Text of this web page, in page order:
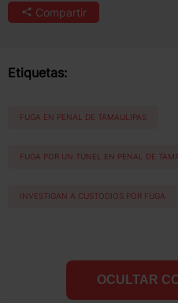
Compartir
Etiquetas:
FUGA EN PENAL DE TAMAULIPAS
FUGA POR UN TUNEL EN PENAL DE
INVESTIGAN A CUSTODIOS POR FUGA
OCULTAR